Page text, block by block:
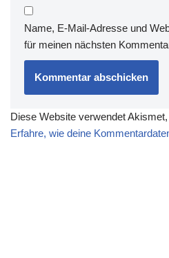
Name, E-Mail-Adresse und
für meinen nächsten
Diese Website verwendet
Erfahre, wie deine